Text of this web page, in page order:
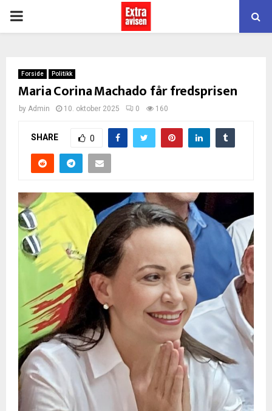
PRIMARY
Forside Politikk
Maria Corina Machado får fredsprisen
by Admin 10. oktober 2025 0 160
SHARE 0